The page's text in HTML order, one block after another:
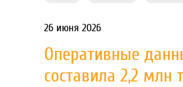
26 июня 2026
Оперативные
составила 2,2 млн